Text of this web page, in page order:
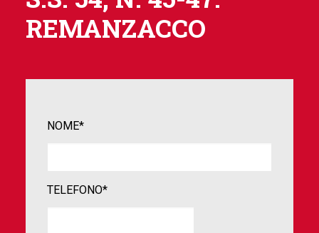
REMANZACCO
NOME*
TELEFONO*